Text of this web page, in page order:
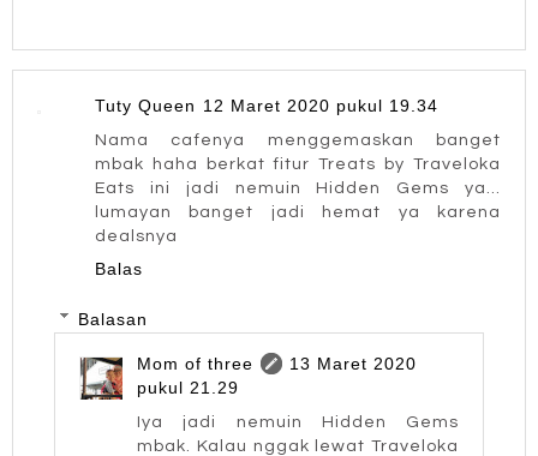
Tuty Queen 12 Maret 2020 pukul 19.34
Nama cafenya menggemaskan banget
mbak haha berkat fitur Treats by Traveloka
Eats ini jadi nemuin Hidden Gems ya...
lumayan banget jadi hemat ya karena
dealsnya
Balas
Balasan
Mom of three
13 Maret 2020
pukul 21.29
Iya jadi nemuin Hidden Gems
mbak. Kalau nggak lewat Traveloka